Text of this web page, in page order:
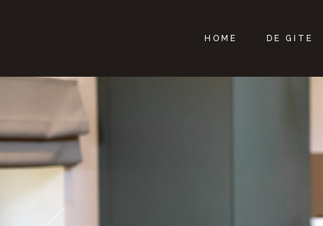
HOME DE GITE